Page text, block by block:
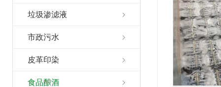
垃圾渗滤液
市政污水
皮革印染
食品酿酒